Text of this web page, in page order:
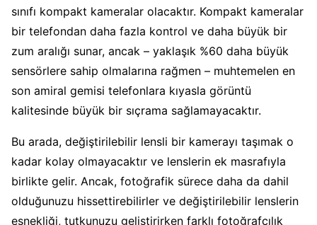
sınıfı kompakt kameralar olacaktır. Kompakt kameralar
bir telefondan daha fazla kontrol ve daha büyük bir
zum aralığı sunar, ancak – yaklaşık %60 daha büyük
sensörlere sahip olmalarına rağmen – muhtemelen en
son amiral gemisi telefonlara kıyasla görüntü
kalitesinde büyük bir sıçrama sağlamayacaktır.
Bu arada, değiştirilebilir lensli bir kamerayı taşımak o
kadar kolay olmayacaktır ve lenslerin ek masrafıyla
birlikte gelir. Ancak, fotoğrafik sürece daha da dahil
olduğunuzu hissettirebilirler ve değiştirilebilir lenslerin
esnekliği, tutkunuzu geliştirirken farklı fotoğrafçılık